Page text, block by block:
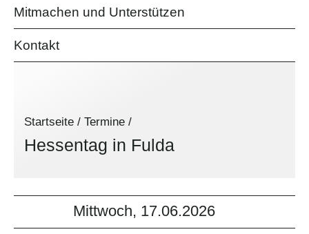
Mitmachen und Unterstützen
Kontakt
Startseite / Termine /
Hessentag in Fulda
Mittwoch, 17.06.2026